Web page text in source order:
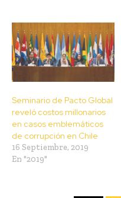
Seminario de Pacto Global
reveló costos millonarios
en casos emblemáticos
de corrupción en Chile
16 Septiembre, 2019
En "2019"